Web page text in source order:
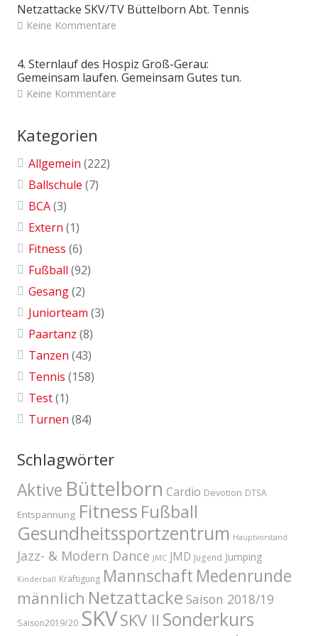
Netzattacke SKV/TV Büttelborn Abt. Tennis
Keine Kommentare
4. Sternlauf des Hospiz Groß-Gerau:
Gemeinsam laufen. Gemeinsam Gutes tun.
Keine Kommentare
Kategorien
Allgemein (222)
Ballschule (7)
BCA(3)
Extern (1)
Fitness (6)
Fußball (92)
Gesang(2)
Juniorteam (3)
Paartanz (8)
Tanzen (43)
Tennis (158)
Test(1)
Turnen (84)
Schlagwörter
Aktive Büttelborn Cardio Devotion DTSA
Entspannung Fitness Fußball
Gesundheitssportzentrum Hauptvorstand
Jazz- & Modern Dance JMC JMD Jugend Jumping
Kinderball Kräftigung Mannschaft Medenrunde
männlich Netzattacke Saison 2018/19
Saison2019/20 SKVSKV II Sonderkurs